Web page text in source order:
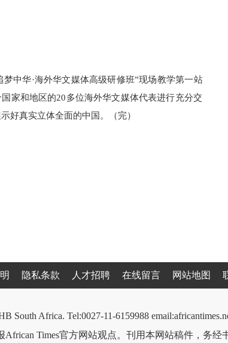
中华·海外华文媒体高级研修班”现场教学第一站
流，双方‮发将‬挥各‮优自‬势，修筑好海‮外内‬各界同圆‮享共‬中国梦的“同心路”， 展‮好示‬真实立体全面‮中的‬国。（完）
隐私条款 人才招聘 在线留言 网站地图
South Africa. Tel:0027-11-6159988
Times官方网站观点。刊用本网站稿件，务经